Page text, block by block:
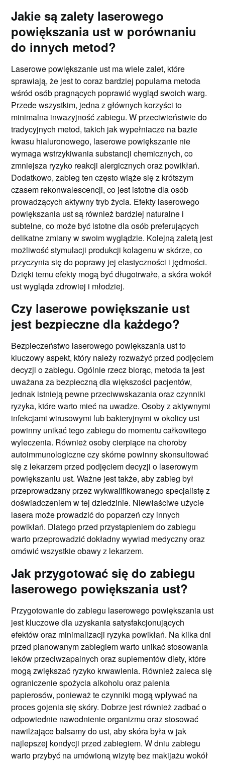
Jakie są zalety laserowego
powiększania ust w porównaniu
do innych metod?
Laserowe powiększanie ust ma wiele zalet, które
sprawiają, że jest to coraz bardziej popularna metoda
wśród osób pragnących poprawić wygląd swoich warg.
Przede wszystkim, jedna z głównych korzyści to
minimalna inwazyjność zabiegu. W przeciwieństwie do
tradycyjnych metod, takich jak wypełniacze na bazie
kwasu hialuronowego, laserowe powiększanie nie
wymaga wstrzykiwania substancji chemicznych, co
zmniejsza ryzyko reakcji alergicznych oraz powikłań.
Dodatkowo, zabieg ten często wiąże się z krótszym
czasem rekonwalescencji, co jest istotne dla osób
prowadzących aktywny tryb życia. Efekty laserowego
powiększania ust są również bardziej naturalne i
subtelne, co może być istotne dla osób preferujących
delikatne zmiany w swoim wyglądzie. Kolejną zaletą jest
możliwość stymulacji produkcji kolagenu w skórze, co
przyczynia się do poprawy jej elastyczności i jędrności.
Dzięki temu efekty mogą być długotrwałe, a skóra wokół
ust wygląda zdrowiej i młodziej.
Czy laserowe powiększanie ust
jest bezpieczne dla każdego?
Bezpieczeństwo laserowego powiększania ust to
kluczowy aspekt, który należy rozważyć przed podjęciem
decyzji o zabiegu. Ogólnie rzecz biorąc, metoda ta jest
uważana za bezpieczną dla większości pacjentów,
jednak istnieją pewne przeciwwskazania oraz czynniki
ryzyka, które warto mieć na uwadze. Osoby z aktywnymi
infekcjami wirusowymi lub bakteryjnymi w okolicy ust
powinny unikać tego zabiegu do momentu całkowitego
wyleczenia. Również osoby cierpiące na choroby
autoimmunologiczne czy skórne powinny skonsultować
się z lekarzem przed podjęciem decyzji o laserowym
powiększaniu ust. Ważne jest także, aby zabieg był
przeprowadzany przez wykwalifikowanego specjalistę z
doświadczeniem w tej dziedzinie. Niewłaściwe użycie
lasera może prowadzić do poparzeń czy innych
powikłań. Dlatego przed przystąpieniem do zabiegu
warto przeprowadzić dokładny wywiad medyczny oraz
omówić wszystkie obawy z lekarzem.
Jak przygotować się do zabiegu
laserowego powiększania ust?
Przygotowanie do zabiegu laserowego powiększania ust
jest kluczowe dla uzyskania satysfakcjonujących
efektów oraz minimalizacji ryzyka powikłań. Na kilka dni
przed planowanym zabiegiem warto unikać stosowania
leków przeciwzapalnych oraz suplementów diety, które
mogą zwiększać ryzyko krwawienia. Również zaleca się
ograniczenie spożycia alkoholu oraz palenia
papierosów, ponieważ te czynniki mogą wpływać na
proces gojenia się skóry. Dobrze jest również zadbać o
odpowiednie nawodnienie organizmu oraz stosować
nawilżające balsamy do ust, aby skóra była w jak
najlepszej kondycji przed zabiegiem. W dniu zabiegu
warto przybyć na umówioną wizytę bez makijażu wokół